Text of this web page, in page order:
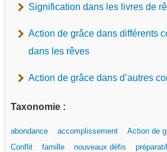
Signification dans les livres de
Action de grâce dans différents
dans les rêves
Action de grâce dans d’autres
Taxonomie :
abondance accomplissement Action de
Conflit
famille nouveaux défis